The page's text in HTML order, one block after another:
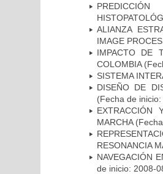
ALIANZA
IMAGE
IMPACTO DE
COLOMBIA
SISTEMA
DISEÑO DE
(Fecha de
EXTRACCIÓN
MARCHA
RESONANCIA
NAVEGACIÓN
de inicio: 2008-